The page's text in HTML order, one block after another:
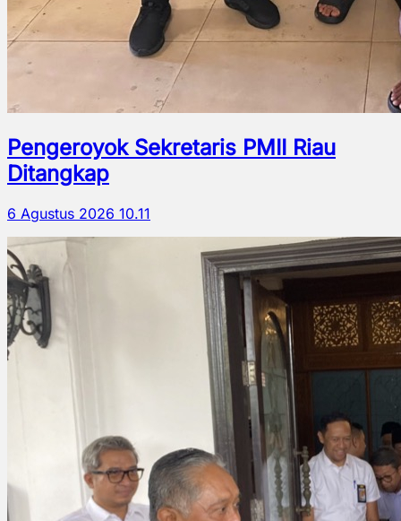
Pengeroyok Sekretaris PMII Riau
Ditangkap
6 Agustus 2026 10.11